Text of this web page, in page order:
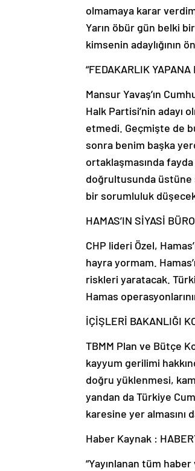
olmamaya karar
Yarın öbür gün belki
kimsenin adaylığının
“FEDAKARLIK
Mansur Yavaş’ın
Halk Partisi’nin adayı
etmedi. Geçmişte de
sonra benim başka
ortaklaşmasında
doğrultusunda üstüne
bir sorumluluk
HAMAS’IN SİYASİ
CHP lideri Özel,
hayra yormam.
riskleri yaratacak.
Hamas
İÇİŞLERİ BAKANLIĞI
TBMM Plan ve Bütçe
kayyum gerilimi
doğru yüklenmesi,
yandan da Türkiye
karesine yer almasını
Haber Kaynak :
“Yayınlanan tüm